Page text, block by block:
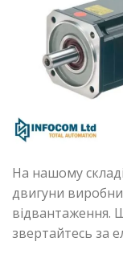
На нашому
двигуни
відвантаження.
звертайтесь за